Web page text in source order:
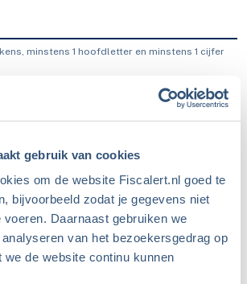
gebruik van cookies
om de website Fiscalert.nl goed te
bijvoorbeeld zodat je gegevens niet
voeren. Daarnaast gebruiken we
van het bezoekersgedrag op
we de website continu kunnen
minstens 1 hoofdletter en minstens 1 cijfer
Inloggen